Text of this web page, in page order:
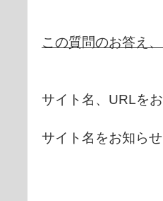
この質問のお答え
サイト名、URLを
サイト名をお知ら